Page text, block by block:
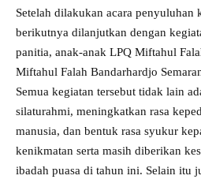
Setelah dilakukan acara penyuluhan
berikutnya dilanjutkan dengan
panitia, anak-anak LPQ Miftahul
Miftahul Falah Bandarhardjo
Semua kegiatan tersebut tidak lain
silaturahmi, meningkatkan rasa
manusia, dan bentuk rasa syukur
kenikmatan serta masih diberikan
ibadah puasa di tahun ini. Selain itu